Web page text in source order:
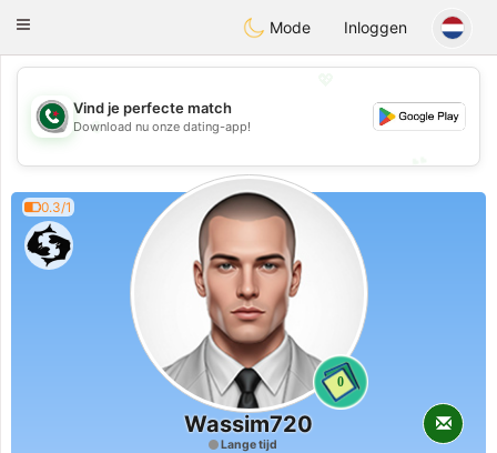
Weshrak
Toggle
Mode Inloggen
💖
💕
Vind je perfecte match
Download nu onze dating-app!
0.3/1
0
Wassim720
Lange tijd